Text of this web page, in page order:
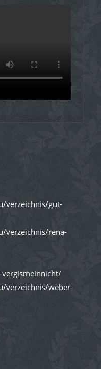
verzeichnis/gut-
verzeichnis/rena-
verzeichnis/weber-